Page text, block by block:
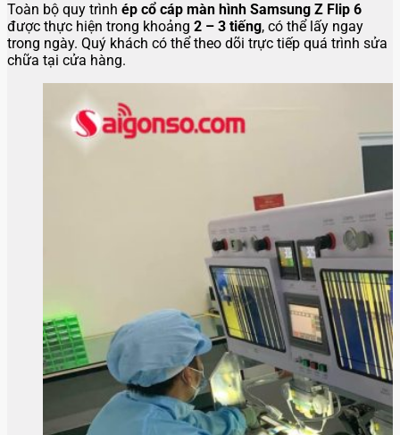
Toàn bộ quy trình ép cổ cáp màn hình Samsung Z Flip 6
được thực hiện trong khoảng 2 – 3 tiếng, có thể lấy ngay
trong ngày. Quý khách có thể theo dõi trực tiếp quá trình sửa
chữa tại cửa hàng.